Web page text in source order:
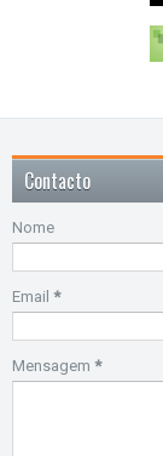
Contacto
Nome
Email *
Mensagem *